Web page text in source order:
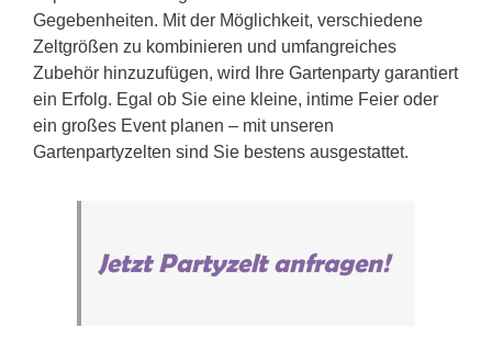
Gegebenheiten. Mit der Möglichkeit, verschiedene
Zeltgrößen zu kombinieren und umfangreiches
Zubehör hinzuzufügen, wird Ihre Gartenparty garantiert
ein Erfolg. Egal ob Sie eine kleine, intime Feier oder
ein großes Event planen – mit unseren
Gartenpartyzelten sind Sie bestens ausgestattet.
Jetzt Partyzelt anfragen!